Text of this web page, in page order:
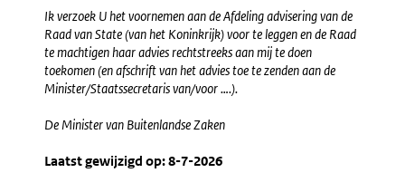
Ik verzoek U het voornemen aan de Afdeling advisering van de
Raad van State (van het Koninkrijk) voor te leggen en de Raad
te machtigen haar advies rechtstreeks aan mij te doen
toekomen (en afschrift van het advies toe te zenden aan de
Minister/Staatssecretaris van/voor ….).
De Minister van Buitenlandse Zaken
Laatst gewijzigd op: 8-7-2026